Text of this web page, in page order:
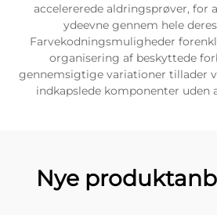
accelererede aldringsprøver, for
ydeevne gennem hele
Farvekodningsmuligheder
organisering af beskyttede
gennemsigtige variationer tillader
indkapslede komponenter uden
Nye